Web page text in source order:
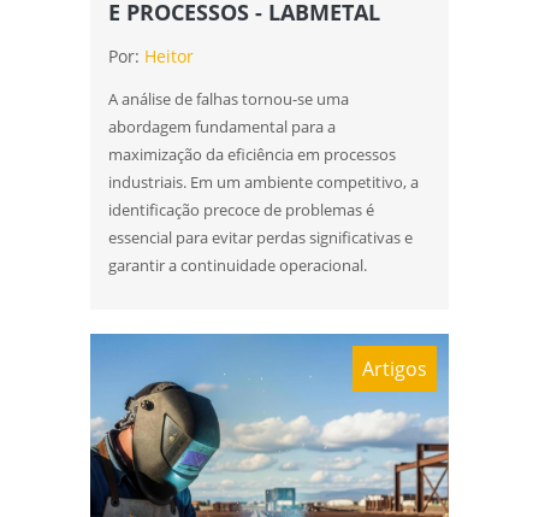
E PROCESSOS - LABMETAL
Por: Heitor
A análise de falhas tornou-se uma
abordagem fundamental para a
maximização da eficiência em processos
industriais. Em um ambiente competitivo, a
identificação precoce de problemas é
essencial para evitar perdas significativas e
garantir a continuidade operacional.
Artigos